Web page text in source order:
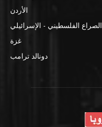
الأردن
الصراع الفلسطيني - الإسرائيلي
غزة
دونالد ترامب